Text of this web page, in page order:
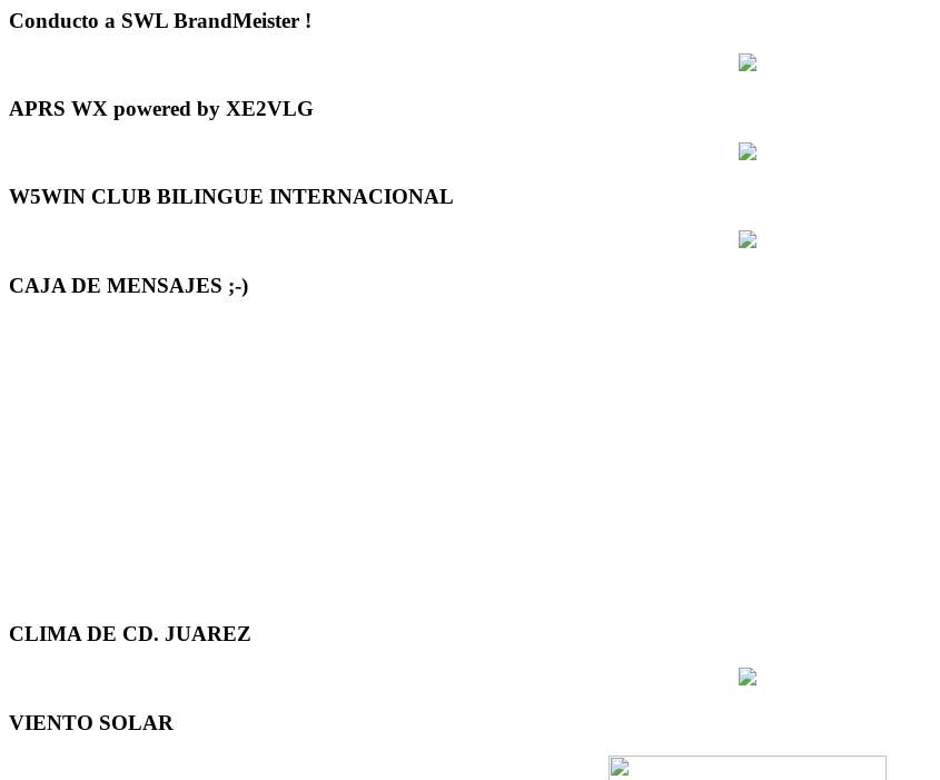
Conducto a SWL BrandMeister !
APRS WX powered by XE2VLG
W5WIN CLUB BILINGUE INTERNACIONAL
CAJA DE MENSAJES ;-)
CLIMA DE CD. JUAREZ
VIENTO SOLAR